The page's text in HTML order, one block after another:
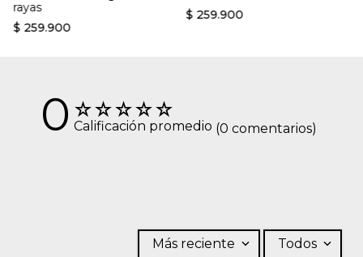
seco. OTROS: No retorcer ni exprimir.
rayas
$ 259.900
$ 259.900
☆☆☆☆☆
0 Calificación promedio (0 comentarios)
Más reciente Todos